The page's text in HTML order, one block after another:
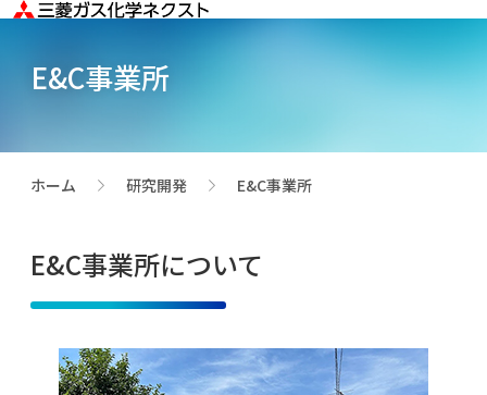
E&C事業所
ホーム 研究開発 E&C事業所
E&C事業所について